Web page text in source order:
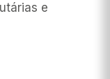
e